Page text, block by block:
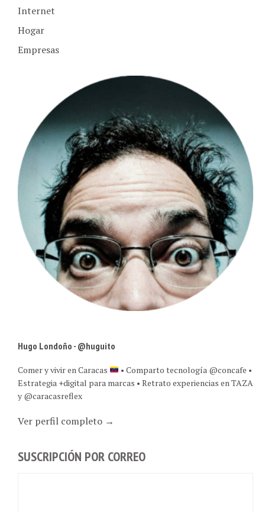
Internet
Hogar
Empresas
Hugo Londoño - @huguito
Comer y vivir en Caracas
• Comparto tecnología @concafe •
Estrategia +digital para marcas • Retrato experiencias en TAZA
y @caracasreflex
Ver perfil completo →
SUSCRIPCIÓN POR CORREO